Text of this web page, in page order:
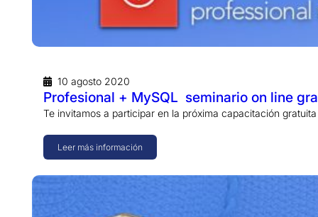
10 agosto 2020
Profesional + MySQL seminario on line
Te invitamos a participar en la próxima capacitación
Leer más información